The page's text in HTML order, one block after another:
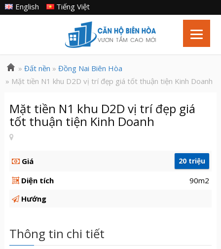
Tiếng Việt
English
» Đất nền » Đồng Nai Biên Hòa
» Mặt tiền N1 khu D2D vị trí đẹp giá tốt thuận tiện Kinh Doanh
Mặt tiền N1 khu D2D vị trí đẹp giá
tốt thuận tiện Kinh Doanh
Giá 20 triệu
Diện tích
90m2
Hướng
Thông tin chi tiết